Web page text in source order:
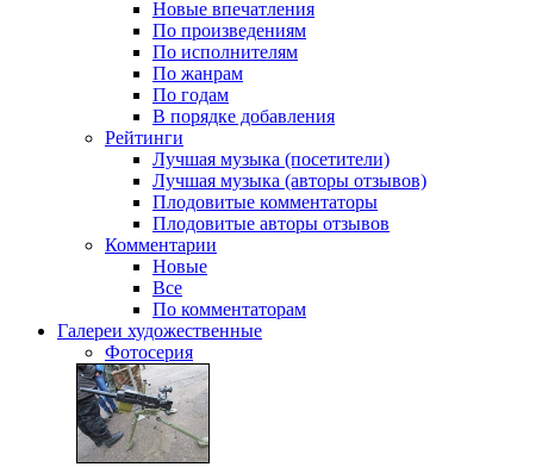
Новые впечатления
По произведениям
По исполнителям
По жанрам
По годам
В порядке добавления
Рейтинги
Лучшая музыка (посетители)
Лучшая музыка (авторы отзывов)
Плодовитые комментаторы
Плодовитые авторы отзывов
Комментарии
Новые
Все
По комментаторам
Галереи художественные
Фотосерия